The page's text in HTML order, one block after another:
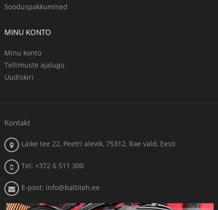
Sooduspakkumised
MINU KONTO
Minu konto
Tellimuste ajalugu
Uudiskiri
Kontakt
Läike tee 22, Peetri alevik, 75312, Rae vald, Eesti
Tel: +372 6 511 300
E-post: info@baltiteh.ee